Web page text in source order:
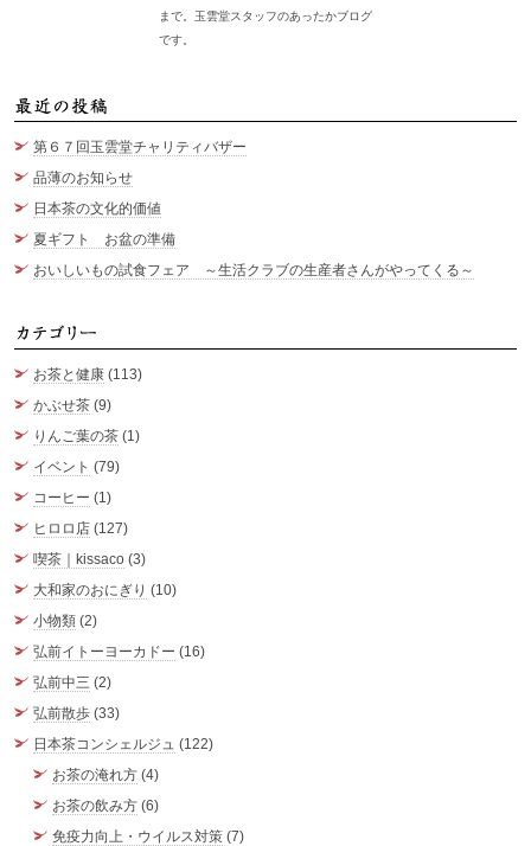
まで。玉雲堂スタッフのあったかブログ
です。
第６７回玉雲堂チャリティバザー
品薄のお知らせ
日本茶の文化的価値
夏ギフト お盆の準備
おいしいもの試食フェア ～生活クラブの生産者さんがやってくる～
お茶と健康 (113)
かぶせ茶 (9)
りんご葉の茶 (1)
イベント (79)
コーヒー (1)
ヒロロ店 (127)
喫茶｜kissaco (3)
大和家のおにぎり (10)
小物類 (2)
弘前イトーヨーカドー (16)
弘前中三 (2)
弘前散歩 (33)
日本茶コンシェルジュ (122)
お茶の淹れ方 (4)
お茶の飲み方 (6)
免疫力向上・ウイルス対策 (7)